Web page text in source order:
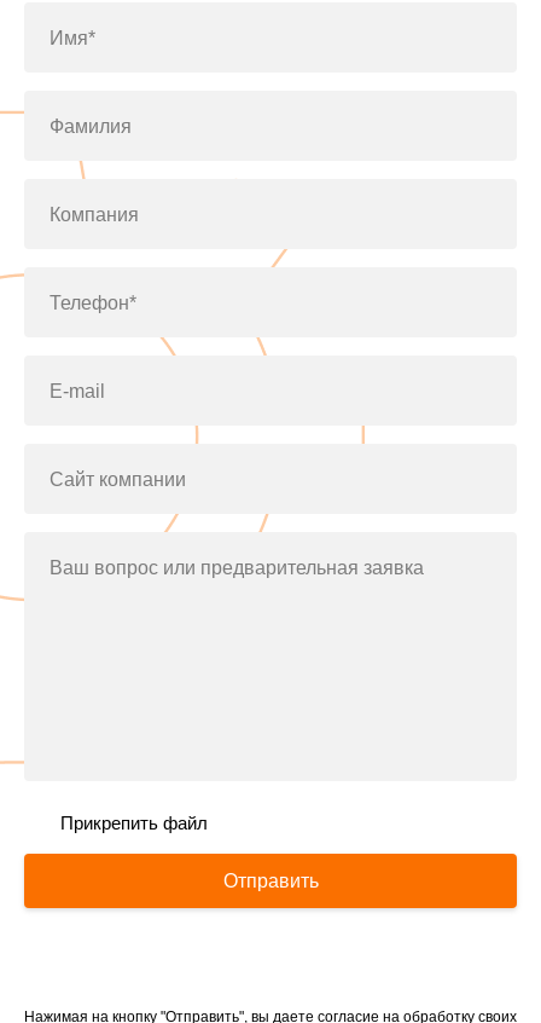
Имя*
Фамилия
Компания
Телефон*
E-mail
Сайт компании
Ваш вопрос или предварительная заявка
Прикрепить файл
Отправить
Нажимая на кнопку "Отправить", вы даете согласие на обработку своих